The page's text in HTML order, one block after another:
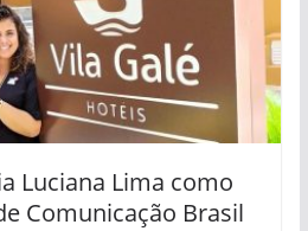
Luciana Lima como
Comunicação Brasil